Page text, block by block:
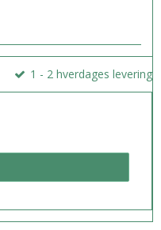
1 - 2 hverdages levering